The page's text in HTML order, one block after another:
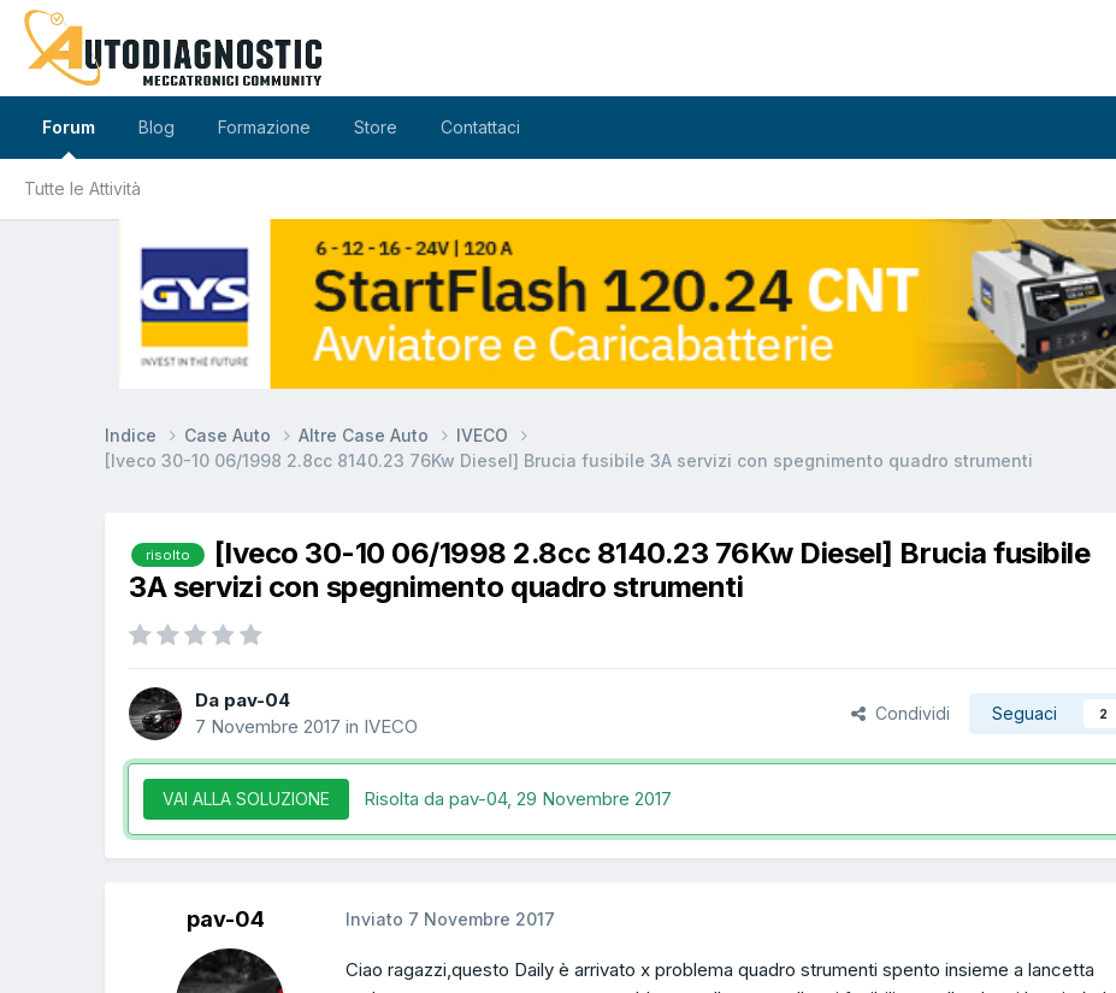
Forum
Tutte le Attività
Blog Formazione Store Contattaci
Indice Case Auto Altre Case Auto
IVECO
[Iveco 30-10 06/1998 2.8cc 8140.23 76Kw Diesel] Brucia fusibile 3A servizi con spegnimento quadro strumenti
risolto
[Iveco 30-10 06/1998 2.8cc 8140.23 76Kw Diesel] Brucia fusibile
3A servizi con spegnimento quadro strumenti
Da pav-04
7 Novembre 2017 in IVECO
Condividi Seguaci 2
VAI ALLA SOLUZIONE Risolta da pav-04, 29 Novembre 2017
pav-04 Inviato 7 Novembre 2017
Ciao ragazzi,questo Daily è arrivato x problema quadro strumenti spento insieme a lancetta